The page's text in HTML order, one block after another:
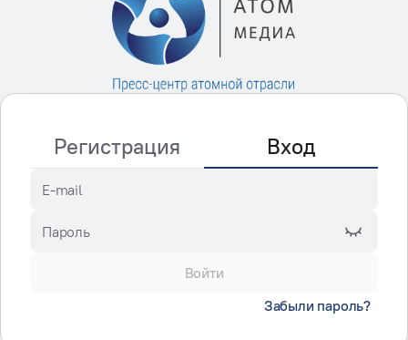
Регистрация Вход
E-mail
Пароль
Войти
Забыли пароль?